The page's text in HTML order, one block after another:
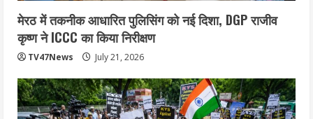
मेरठ में तकनीक आधारित पुलिसिंग को नई दिशा, DGP राजीव
कृष्ण ने ICCC का किया निरीक्षण
TV47News July 21, 2026